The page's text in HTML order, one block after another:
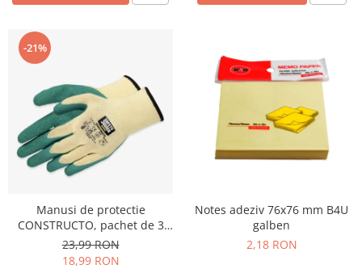
-21%
Manusi de protectie
CONSTRUCTO, pachet de 3
perechi, Safety Jogger
23,99 RON
18,99 RON
Notes adeziv 76x76 mm B4U
galben
2,18 RON